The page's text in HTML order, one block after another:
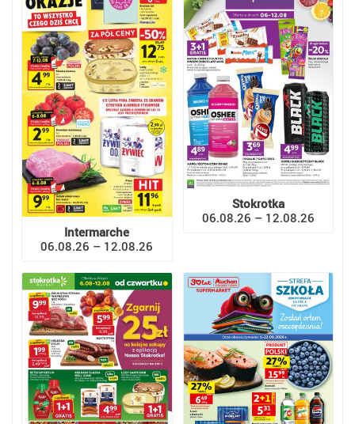
Intermarche
06.08.26 – 12.08.26
Stokrotka
06.08.26 – 12.08.26